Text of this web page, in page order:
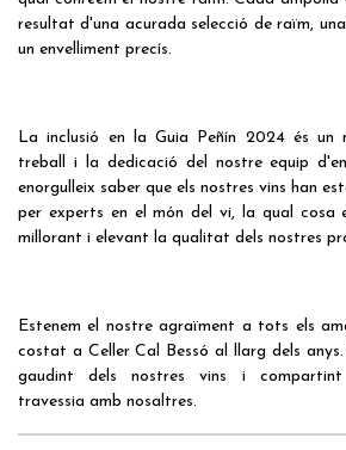
resultat d'una acurada selecció de raïm,
un envelliment precís.
La inclusió en la Guia Peñín 2024 és un
treball i la dedicació del nostre equip
enorgulleix saber que els nostres vins han
per experts en el món del vi, la qual cosa
millorant i elevant la qualitat dels nostres
Estenem el nostre agraïment a tots els
costat a Celler Cal Bessó al llarg dels
gaudint dels nostres vins i compartint
travessia amb nosaltres.